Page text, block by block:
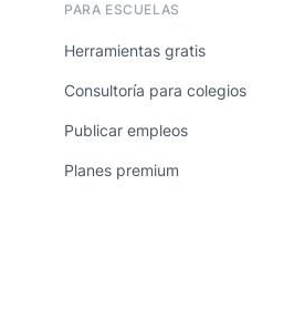
PARA ESCUELAS
Herramientas gratis
Consultoría para colegios
Publicar empleos
Planes premium